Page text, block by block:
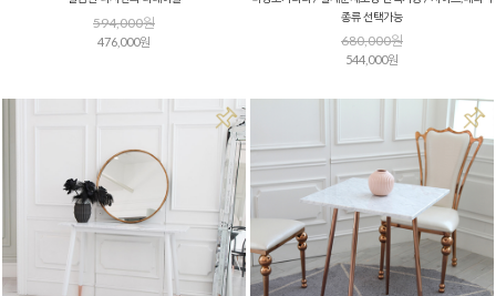
594,000원
476,000원
종류 선택가능
680,000원
544,000원